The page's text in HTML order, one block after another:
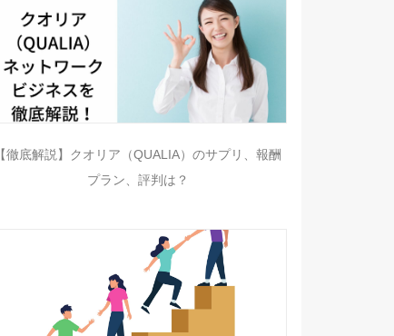
【徹底解説】クオリア（QUALIA）のサプリ、報酬
プラン、評判は？